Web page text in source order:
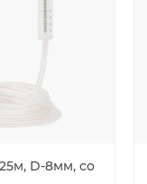
D-8мм, со